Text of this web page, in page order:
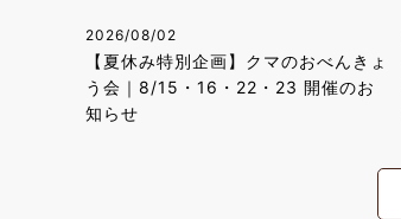
2026/08/02
【夏休み特別企画】クマのおべんきょ
う会｜8/15・16・22・23 開催のお
知らせ